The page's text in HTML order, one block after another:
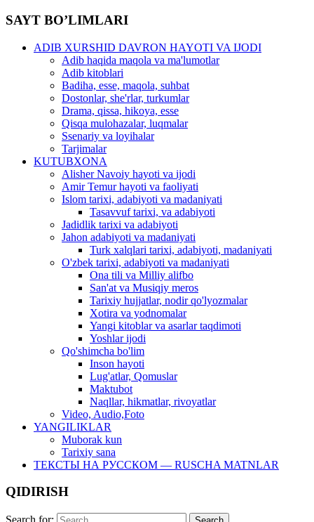
SAYT BO’LIMLARI
ADIB XURSHID DAVRON HAYOTI VA IJODI
Adib haqida maqola va ma'lumotlar
Adib kitoblari
Badiha, esse, maqola, suhbat
Dostonlar, she'rlar, turkumlar
Drama, qissa, hikoya, esse
Qisqa mulohazalar, luqmalar
Ssenariy va loyihalar
Tarjimalar
KUTUBXONA
Alisher Navoiy hayoti va ijodi
Amir Temur hayoti va faoliyati
Islom tarixi, adabiyoti va madaniyati
Tasavvuf tarixi, va adabiyoti
Jadidlik tarixi va adabiyoti
Jahon adabiyoti va madaniyati
Turk xalqlari tarixi, adabiyoti, madaniyati
O'zbek tarixi, adabiyoti va madaniyati
Ona tili va Milliy alifbo
San'at va Musiqiy meros
Tarixiy hujjatlar, nodir qo'lyozmalar
Xotira va yodnomalar
Yangi kitoblar va asarlar taqdimoti
Yoshlar ijodi
Qo'shimcha bo'lim
Inson hayoti
Lug'atlar, Qomuslar
Maktubot
Naqllar, hikmatlar, rivoyatlar
Video, Audio,Foto
YANGILIKLAR
Muborak kun
Tarixiy sana
ТЕКСТЫ НА РУССКОМ — RUSCHA MATNLAR
QIDIRISH
Search for: